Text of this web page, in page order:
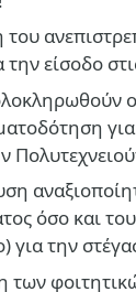
είσοδο
όσο και
για την
των